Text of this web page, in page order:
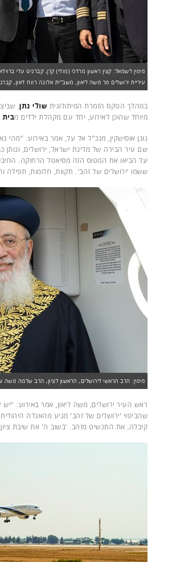
מימין לשמאל: קצין ראשון מרדכי (מודי) קרן, קברניט עדי
עיריית ירושלים מר משה ליאון, משב"ית אלונה רווח דאון,
במהלך הטקס הזמרת המיתולוגית שולי נתן,
מיוחד שהוכן לאירוע, יחד עם מקהלת ילדים מבית
גונן אוסישקין, מנכ"ל אל על, אמר באירוע: "מהי
שם עיר הבירה של מדינת ישראל, ירושלים, ונותן
על הביאו את המטוס הזה מסיאטל הרחוקה.
ששמו 'ירושלים של זהב'. תקוות, חלומות, תפילה
מימין: הרב הראשי לירושלים, הראשון לציון, הרב שלמה משה
ראש העיר ירושלים, משה ליאון, אמר באירוע:
שהביטוי 'ירושלים של זהב' מגיע מהאגדה
קיבלה, את התכשיט מזהב. 'בשוב ה' את שיבת